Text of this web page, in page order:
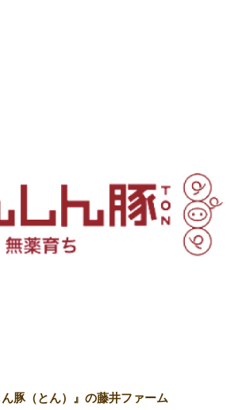
豚（とん）』の藤井ファーム